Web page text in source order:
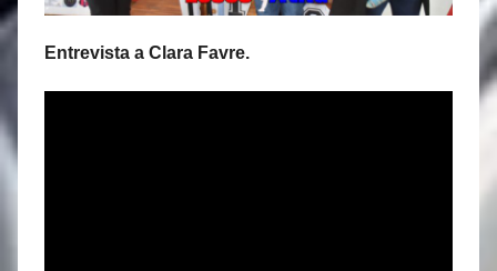
Entrevista a Clara Favre.